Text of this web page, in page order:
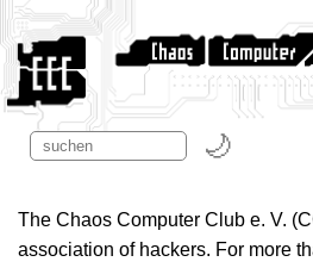
The Chaos Computer Club e. V.
association of hackers. For more